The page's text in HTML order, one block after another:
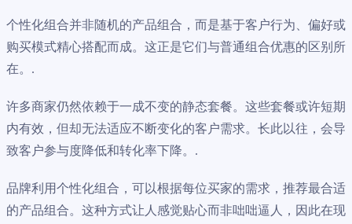
个性化组合并非随机的产品组合，而是基于客户行为、偏好或
购买模式精心搭配而成。这正是它们与普通组合优惠的区别所
在。.
许多商家仍然依赖于一成不变的静态套餐。这些套餐或许短期
内有效，但却无法适应不断变化的客户需求。长此以往，会导
致客户参与度降低和转化率下降。.
品牌利用个性化组合，可以根据每位买家的需求，推荐最合适
的产品组合。这种方式让人感觉贴心而非咄咄逼人，因此在现